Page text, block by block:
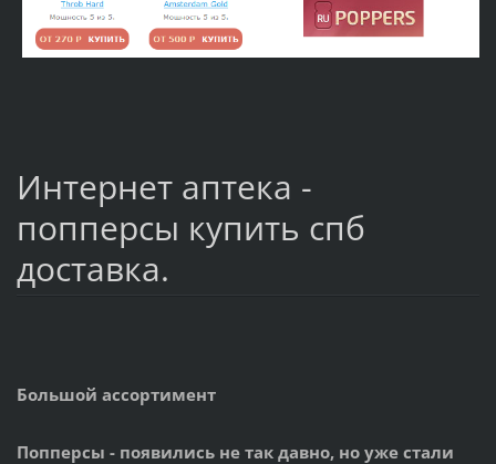
Интернет аптека -
попперсы купить спб
доставка.
Большой ассортимент
Попперсы - появились не так давно, но уже стали